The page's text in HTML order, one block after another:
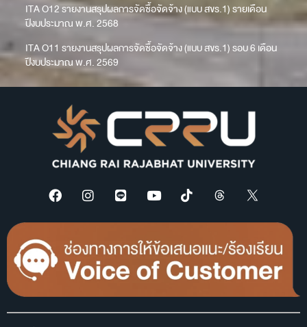
ITA O12 รายงานสรุปผลการจัดซื้อจัดจ้าง (แบบ สขร.1) รายเดือน
ปีงบประมาณ พ.ศ. 2568
ITA O11 รายงานสรุปผลการจัดซื้อจัดจ้าง (แบบ สขร.1) รอบ 6 เดือน
ปีงบประมาณ พ.ศ. 2569